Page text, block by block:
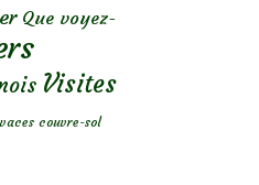
Que voyez-
Visites
couvre-sol